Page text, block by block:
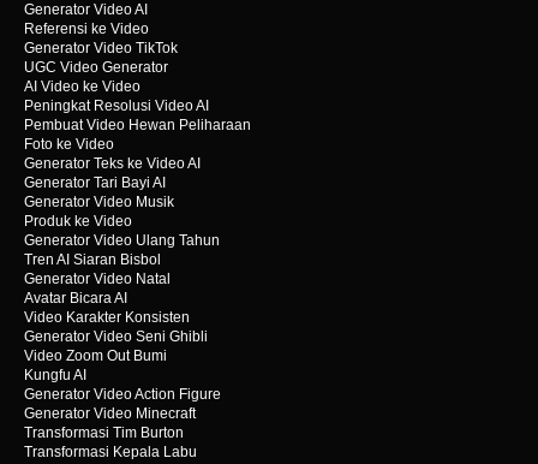
Generator Video AI
Referensi ke Video
Generator Video TikTok
UGC Video Generator
AI Video ke Video
Peningkat Resolusi Video AI
Pembuat Video Hewan Peliharaan
Foto ke Video
Generator Teks ke Video AI
Generator Tari Bayi AI
Generator Video Musik
Produk ke Video
Generator Video Ulang Tahun
Tren AI Siaran Bisbol
Generator Video Natal
Avatar Bicara AI
Video Karakter Konsisten
Generator Video Seni Ghibli
Video Zoom Out Bumi
Kungfu AI
Generator Video Action Figure
Generator Video Minecraft
Transformasi Tim Burton
Transformasi Kepala Labu